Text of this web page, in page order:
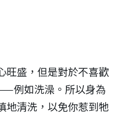
旺盛，但是對於不喜歡
例如洗澡。所以身為
地清洗，以免你惹到牠